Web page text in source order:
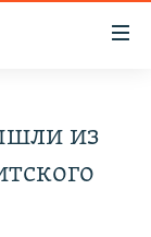
из